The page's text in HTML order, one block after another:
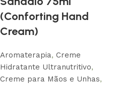
(Conforting Hand
Cream)
Aromaterapia, Creme
Hidratante Ultranutritivo,
Creme para Mãos e Unhas,